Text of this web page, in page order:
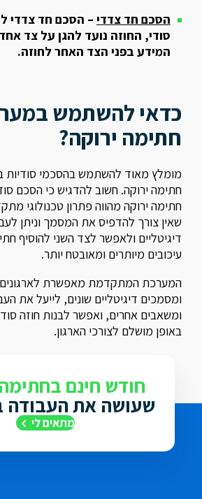
הסכם חד צדדי – הסכם חד צדדי
סודי, החוזה נועד להגן על צד
המידע בפני הצד האחר לחוזה.
כדאי להשתמש
חתימה ירוקה?
מומלץ מאוד להשתמש בהסכמי
חתימה ירוקה. חשוב להדגיש כי הסכם
חתימה ירוקה מהווה פתרון טכנולוגי
שאין צורך להדפיס את המסמך וניתן
דיגיטליים ולאפשר לצד השני להוסיף
עיכובים מיותרים ומאובטח יותר.
המערכת המתקדמת מאפשרת
ומסמכים דיגיטליים שונים, לייעל את
ומשאבים אחרים, ואפשר לבנות חוזה
באופן מושלם לצורכי הארגון.
חודש חינם
שעושה את העבודה
מתאים לי